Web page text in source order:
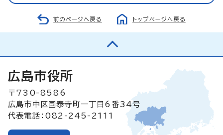
前のページへ戻る トップページへ戻る
広島市役所
〒730-8586
広島市中区国泰寺町一丁目6番34号
代表電話：082-245-2111